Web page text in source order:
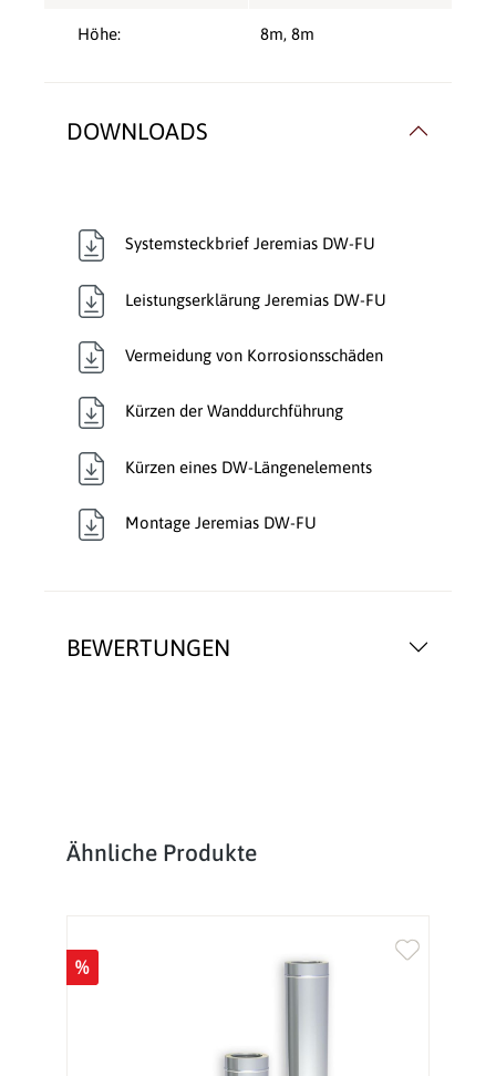
BEWERTUNGEN
Höhe: 8m, 8m
DOWNLOADS
Systemsteckbrief Jeremias DW-FU
Leistungserklärung Jeremias DW-FU
Vermeidung von Korrosionsschäden
Kürzen der Wanddurchführung
Kürzen eines DW-Längenelements
Montage Jeremias DW-FU
Produktgalerie überspringen
Ähnliche Produkte
%